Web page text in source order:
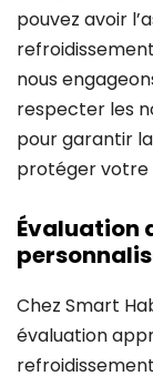
pouvez avoir
nous
respecter les
pour garantir
protéger votre
Évaluation
Chez Smart
évaluation